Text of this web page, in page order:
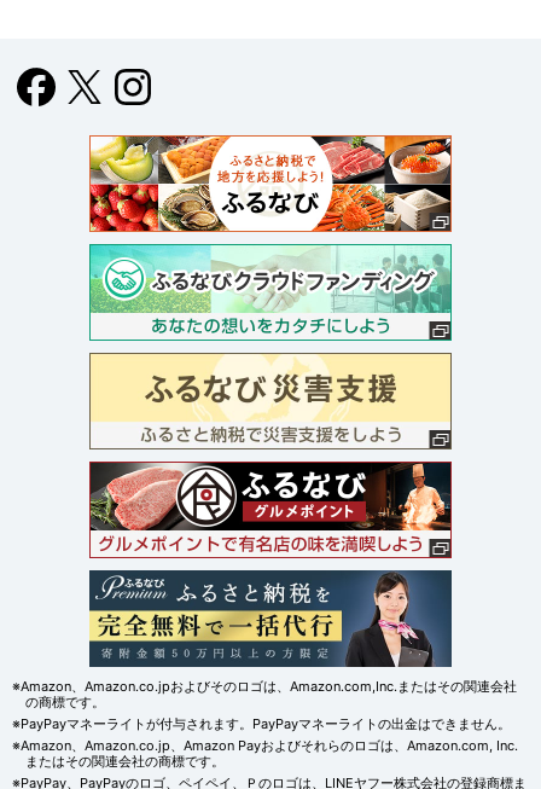
※Amazon、Amazon.co.jpおよびそのロゴは、Amazon.com,Inc.またはその関連会社
の商標です。
※PayPayマネーライトが付与されます。PayPayマネーライトの出金はできません。
※Amazon、Amazon.co.jp、Amazon Payおよびそれらのロゴは、Amazon.com, Inc.
またはその関連会社の商標です。
※PayPay、PayPayのロゴ、ペイペイ、Ｐのロゴは、LINEヤフー株式会社の登録商標ま